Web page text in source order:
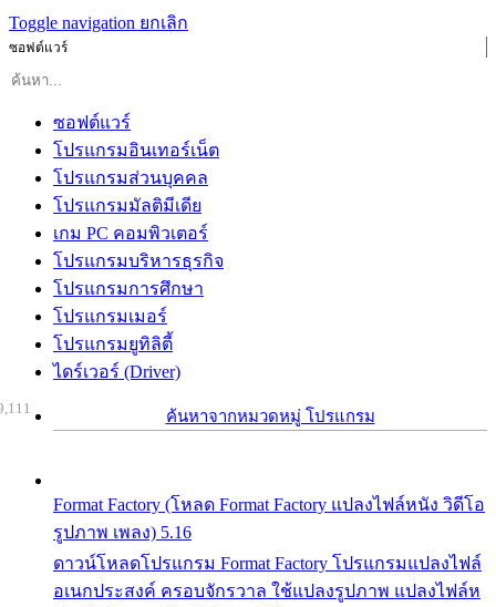
Toggle navigation ยกเลิก
ซอฟต์แวร์
ซอฟต์แวร์
โปรแกรมอินเทอร์เน็ต
โปรแกรมส่วนบุคคล
โปรแกรมมัลติมีเดีย
เกม PC คอมพิวเตอร์
โปรแกรมบริหารธุรกิจ
โปรแกรมการศึกษา
โปรแกรมเมอร์
โปรแกรมยูทิลิตี้
ไดร์เวอร์ (Driver)
ค้นหาจากหมวดหมู่ โปรแกรม
Format Factory (โหลด Format Factory แปลงไฟล์หนัง วิดีโอ
รูปภาพ เพลง) 5.16
ดาวน์โหลดโปรแกรม Format Factory โปรแกรมแปลงไฟล์
อเนกประสงค์ ครอบจักรวาล ใช้แปลงรูปภาพ แปลงไฟล์ห